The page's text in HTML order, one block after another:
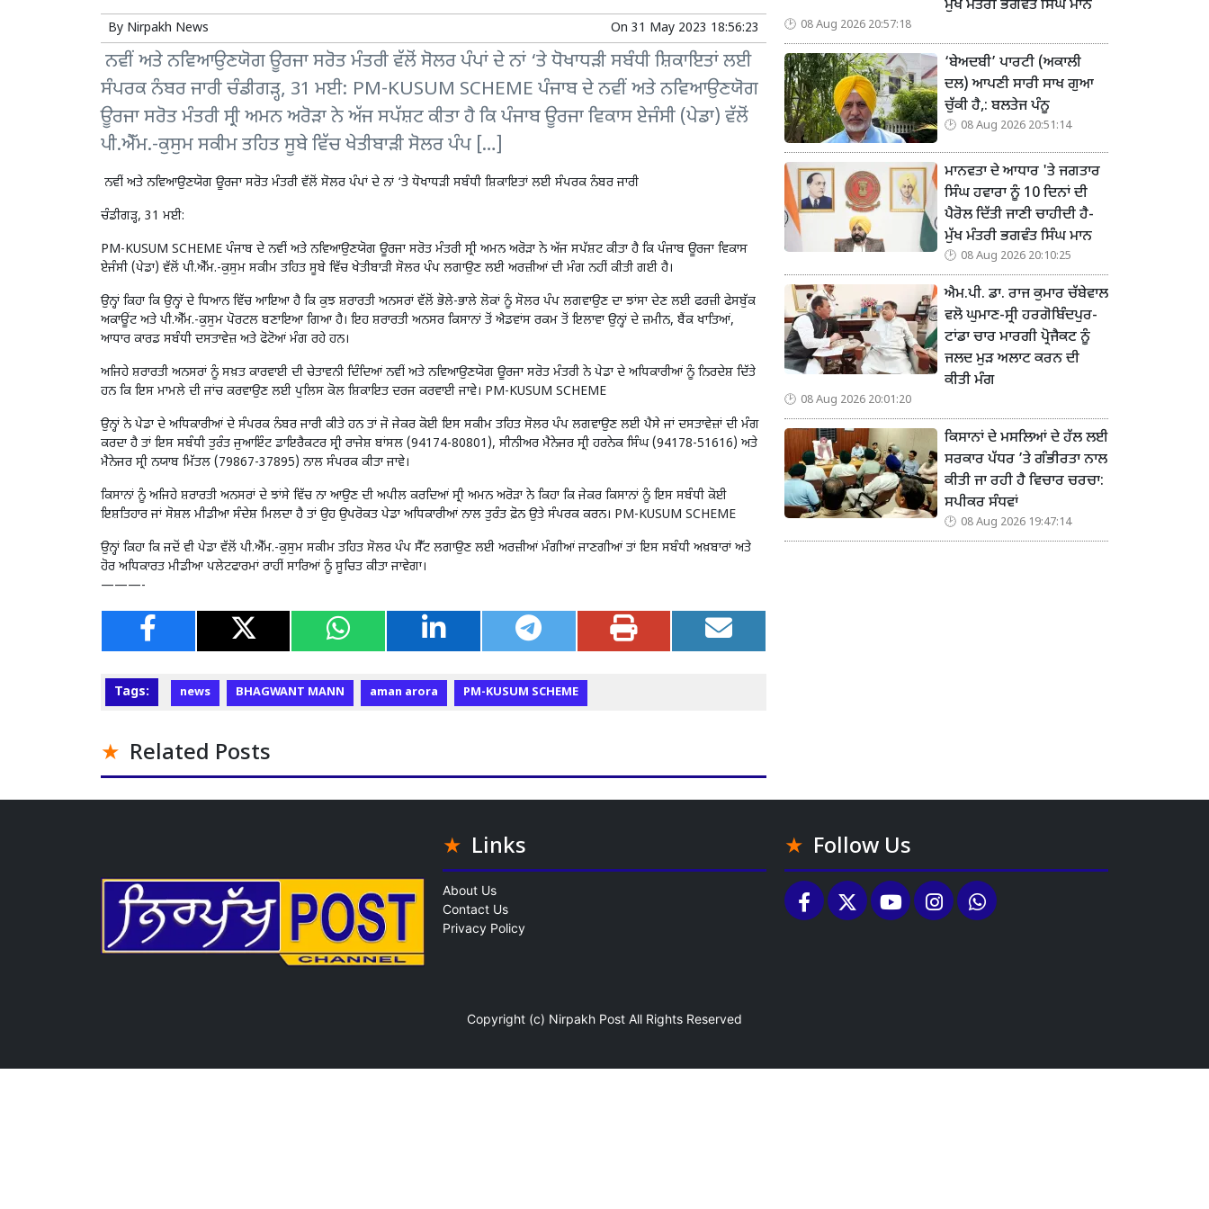
By Nirpakh News On 31 May 2023 18:56:23
ਨਵੀਂ ਅਤੇ ਨਵਿਆਉਣਯੋਗ ਊਰਜਾ ਸਰੋਤ ਮੰਤਰੀ ਵੱਲੋਂ ਸੋਲਰ ਪੰਪਾਂ ਦੇ ਨਾਂ ‘ਤੇ ਧੋਖਾਧੜੀ ਸਬੰਧੀ ਸ਼ਿਕਾਇਤਾਂ ਲਈ
ਸੰਪਰਕ ਨੰਬਰ ਜਾਰੀ ਚੰਡੀਗੜ੍ਹ, 31 ਮਈ: PM-KUSUM SCHEME ਪੰਜਾਬ ਦੇ ਨਵੀਂ ਅਤੇ ਨਵਿਆਉਣਯੋਗ
ਊਰਜਾ ਸਰੋਤ ਮੰਤਰੀ ਸ੍ਰੀ ਅਮਨ ਅਰੋੜਾ ਨੇ ਅੱਜ ਸਪੱਸ਼ਟ ਕੀਤਾ ਹੈ ਕਿ ਪੰਜਾਬ ਊਰਜਾ ਵਿਕਾਸ ਏਜੰਸੀ (ਪੇਡਾ) ਵੱਲੋਂ
ਪੀ.ਐੱਮ.-ਕੁਸੁਮ ਸਕੀਮ ਤਹਿਤ ਸੂਬੇ ਵਿੱਚ ਖੇਤੀਬਾੜੀ ਸੋਲਰ ਪੰਪ […]
ਨਵੀਂ ਅਤੇ ਨਵਿਆਉਣਯੋਗ ਊਰਜਾ ਸਰੋਤ ਮੰਤਰੀ ਵੱਲੋਂ ਸੋਲਰ ਪੰਪਾਂ ਦੇ ਨਾਂ ‘ਤੇ ਧੋਖਾਧੜੀ ਸਬੰਧੀ ਸ਼ਿਕਾਇਤਾਂ ਲਈ ਸੰਪਰਕ ਨੰਬਰ ਜਾਰੀ
ਚੰਡੀਗੜ੍ਹ, 31 ਮਈ:
PM-KUSUM SCHEME ਪੰਜਾਬ ਦੇ ਨਵੀਂ ਅਤੇ ਨਵਿਆਉਣਯੋਗ ਊਰਜਾ ਸਰੋਤ ਮੰਤਰੀ ਸ੍ਰੀ ਅਮਨ ਅਰੋੜਾ ਨੇ ਅੱਜ ਸਪੱਸ਼ਟ ਕੀਤਾ ਹੈ ਕਿ ਪੰਜਾਬ ਊਰਜਾ ਵਿਕਾਸ
ਏਜੰਸੀ (ਪੇਡਾ) ਵੱਲੋਂ ਪੀ.ਐੱਮ.-ਕੁਸੁਮ ਸਕੀਮ ਤਹਿਤ ਸੂਬੇ ਵਿੱਚ ਖੇਤੀਬਾੜੀ ਸੋਲਰ ਪੰਪ ਲਗਾਉਣ ਲਈ ਅਰਜ਼ੀਆਂ ਦੀ ਮੰਗ ਨਹੀਂ ਕੀਤੀ ਗਈ ਹੈ।
ਉਨ੍ਹਾਂ ਕਿਹਾ ਕਿ ਉਨ੍ਹਾਂ ਦੇ ਧਿਆਨ ਵਿੱਚ ਆਇਆ ਹੈ ਕਿ ਕੁਝ ਸ਼ਰਾਰਤੀ ਅਨਸਰਾਂ ਵੱਲੋਂ ਭੋਲੇ-ਭਾਲੇ ਲੋਕਾਂ ਨੂੰ ਸੋਲਰ ਪੰਪ ਲਗਵਾਉਣ ਦਾ ਝਾਂਸਾ ਦੇਣ ਲਈ ਫਰਜ਼ੀ ਫੇਸਬੁੱਕ
ਅਕਾਊਂਟ ਅਤੇ ਪੀ.ਐੱਮ.-ਕੁਸੁਮ ਪੋਰਟਲ ਬਣਾਇਆ ਗਿਆ ਹੈ। ਇਹ ਸ਼ਰਾਰਤੀ ਅਨਸਰ ਕਿਸਾਨਾਂ ਤੋਂ ਐਡਵਾਂਸ ਰਕਮ ਤੋਂ ਇਲਾਵਾ ਉਨ੍ਹਾਂ ਦੇ ਜ਼ਮੀਨ, ਬੈਂਕ ਖਾਤਿਆਂ,
ਆਧਾਰ ਕਾਰਡ ਸਬੰਧੀ ਦਸਤਾਵੇਜ਼ ਅਤੇ ਫੋਟੋਆਂ ਮੰਗ ਰਹੇ ਹਨ।
ਅਜਿਹੇ ਸ਼ਰਾਰਤੀ ਅਨਸਰਾਂ ਨੂੰ ਸਖ਼ਤ ਕਾਰਵਾਈ ਦੀ ਚੇਤਾਵਨੀ ਦਿੰਦਿਆਂ ਨਵੀਂ ਅਤੇ ਨਵਿਆਉਣਯੋਗ ਊਰਜਾ ਸਰੋਤ ਮੰਤਰੀ ਨੇ ਪੇਡਾ ਦੇ ਅਧਿਕਾਰੀਆਂ ਨੂੰ ਨਿਰਦੇਸ਼ ਦਿੱਤੇ
ਹਨ ਕਿ ਇਸ ਮਾਮਲੇ ਦੀ ਜਾਂਚ ਕਰਵਾਉਣ ਲਈ ਪੁਲਿਸ ਕੋਲ ਸ਼ਿਕਾਇਤ ਦਰਜ ਕਰਵਾਈ ਜਾਵੇ। PM-KUSUM SCHEME
ਉਨ੍ਹਾਂ ਨੇ ਪੇਡਾ ਦੇ ਅਧਿਕਾਰੀਆਂ ਦੇ ਸੰਪਰਕ ਨੰਬਰ ਜਾਰੀ ਕੀਤੇ ਹਨ ਤਾਂ ਜੋ ਜੇਕਰ ਕੋਈ ਇਸ ਸਕੀਮ ਤਹਿਤ ਸੋਲਰ ਪੰਪ ਲਗਵਾਉਣ ਲਈ ਪੈਸੇ ਜਾਂ ਦਸਤਾਵੇਜ਼ਾਂ ਦੀ ਮੰਗ
ਕਰਦਾ ਹੈ ਤਾਂ ਇਸ ਸਬੰਧੀ ਤੁਰੰਤ ਜੁਆਇੰਟ ਡਾਇਰੈਕਟਰ ਸ੍ਰੀ ਰਾਜੇਸ਼ ਬਾਂਸਲ (94174-80801), ਸੀਨੀਅਰ ਮੈਨੇਜਰ ਸ੍ਰੀ ਹਰਨੇਕ ਸਿੰਘ (94178-51616) ਅਤੇ
ਮੈਨੇਜਰ ਸ੍ਰੀ ਨਯਾਬ ਮਿੱਤਲ (79867-37895) ਨਾਲ ਸੰਪਰਕ ਕੀਤਾ ਜਾਵੇ।
ਕਿਸਾਨਾਂ ਨੂੰ ਅਜਿਹੇ ਸ਼ਰਾਰਤੀ ਅਨਸਰਾਂ ਦੇ ਝਾਂਸੇ ਵਿੱਚ ਨਾ ਆਉਣ ਦੀ ਅਪੀਲ ਕਰਦਿਆਂ ਸ੍ਰੀ ਅਮਨ ਅਰੋੜਾ ਨੇ ਕਿਹਾ ਕਿ ਜੇਕਰ ਕਿਸਾਨਾਂ ਨੂੰ ਇਸ ਸਬੰਧੀ ਕੋਈ
ਇਸ਼ਤਿਹਾਰ ਜਾਂ ਸੋਸ਼ਲ ਮੀਡੀਆ ਸੰਦੇਸ਼ ਮਿਲਦਾ ਹੈ ਤਾਂ ਉਹ ਉਪਰੋਕਤ ਪੇਡਾ ਅਧਿਕਾਰੀਆਂ ਨਾਲ ਤੁਰੰਤ ਫ਼ੋਨ ਉਤੇ ਸੰਪਰਕ ਕਰਨ। PM-KUSUM SCHEME
ਉਨ੍ਹਾਂ ਕਿਹਾ ਕਿ ਜਦੋਂ ਵੀ ਪੇਡਾ ਵੱਲੋਂ ਪੀ.ਐੱਮ.-ਕੁਸੁਮ ਸਕੀਮ ਤਹਿਤ ਸੋਲਰ ਪੰਪ ਸੈੱਟ ਲਗਾਉਣ ਲਈ ਅਰਜ਼ੀਆਂ ਮੰਗੀਆਂ ਜਾਣਗੀਆਂ ਤਾਂ ਇਸ ਸਬੰਧੀ ਅਖ਼ਬਾਰਾਂ ਅਤੇ
ਹੋਰ ਅਧਿਕਾਰਤ ਮੀਡੀਆ ਪਲੇਟਫਾਰਮਾਂ ਰਾਹੀਂ ਸਾਰਿਆਂ ਨੂੰ ਸੂਚਿਤ ਕੀਤਾ ਜਾਵੇਗਾ।
———-
Tags: news BHAGWANT MANN aman arora PM-KUSUM SCHEME
Related Posts
ਮੁੱਖ ਮੰਤਰੀ ਭਗਵੰਤ ਸਿੰਘ ਮਾਨ
08 Aug 2026 20:57:18
‘ਬੇਅਦਬੀ’ ਪਾਰਟੀ (ਅਕਾਲੀ
ਦਲ) ਆਪਣੀ ਸਾਰੀ ਸਾਖ ਗੁਆ
ਚੁੱਕੀ ਹੈ,: ਬਲਤੇਜ ਪੰਨੂ
08 Aug 2026 20:51:14
ਮਾਨਵਤਾ ਦੇ ਆਧਾਰ 'ਤੇ ਜਗਤਾਰ
ਸਿੰਘ ਹਵਾਰਾ ਨੂੰ 10 ਦਿਨਾਂ ਦੀ
ਪੈਰੋਲ ਦਿੱਤੀ ਜਾਣੀ ਚਾਹੀਦੀ ਹੈ-
ਮੁੱਖ ਮੰਤਰੀ ਭਗਵੰਤ ਸਿੰਘ ਮਾਨ
08 Aug 2026 20:10:25
ਐਮ.ਪੀ. ਡਾ. ਰਾਜ ਕੁਮਾਰ ਚੱਬੇਵਾਲ
ਵਲੋ ਘੁਮਾਣ-ਸ੍ਰੀ ਹਰਗੋਬਿੰਦਪੁਰ-
ਟਾਂਡਾ ਚਾਰ ਮਾਰਗੀ ਪ੍ਰੋਜੈਕਟ ਨੂੰ
ਜਲਦ ਮੁੜ ਅਲਾਟ ਕਰਨ ਦੀ
ਕੀਤੀ ਮੰਗ
08 Aug 2026 20:01:20
ਕਿਸਾਨਾਂ ਦੇ ਮਸਲਿਆਂ ਦੇ ਹੱਲ ਲਈ
ਸਰਕਾਰ ਪੱਧਰ ’ਤੇ ਗੰਭੀਰਤਾ ਨਾਲ
ਕੀਤੀ ਜਾ ਰਹੀ ਹੈ ਵਿਚਾਰ ਚਰਚਾ:
ਸਪੀਕਰ ਸੰਧਵਾਂ
08 Aug 2026 19:47:14
Links
About Us
Contact Us
Privacy Policy
Follow Us
Copyright (c) Nirpakh Post All Rights Reserved